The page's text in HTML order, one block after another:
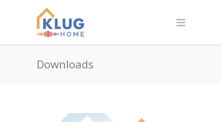
Downloads